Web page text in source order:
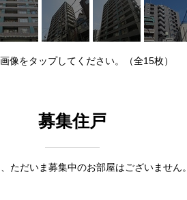
像をタップしてください。（全15枚）
募集住戸
ただいま募集中のお部屋はございません